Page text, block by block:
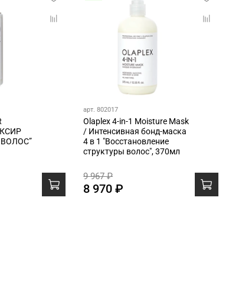
арт. 802017
Olaplex 4-in-1 Moisture Mask
/ Интенсивная бонд-маска
4 в 1 "Восстановление
структуры волос", 370мл
9 967 ₽
8 970 ₽